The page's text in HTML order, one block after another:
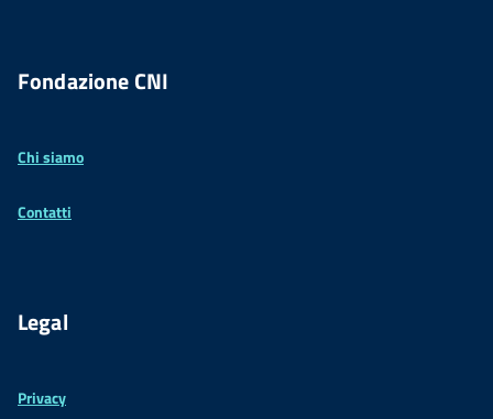
Fondazione CNI
Chi siamo
Contatti
Legal
Privacy